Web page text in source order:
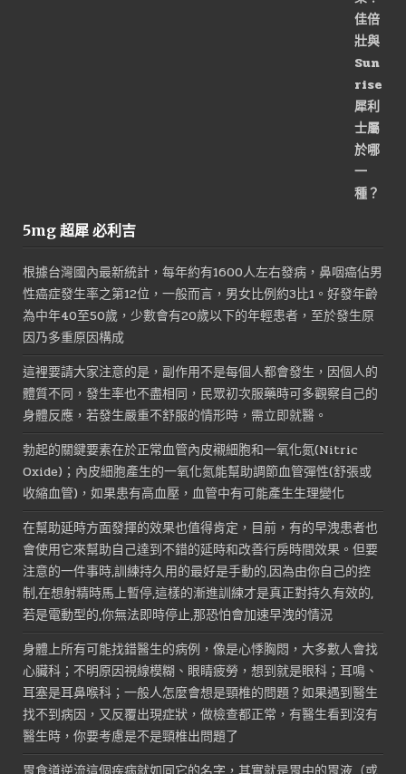
5mg 超犀 必利吉
根據台灣國內最新統計，每年約有1600人左右發病，鼻咽癌佔男
性癌症發生率之第12位，一般而言，男女比例約3比1。好發年齡
為中年40至50歲，少數會有20歲以下的年輕患者，至於發生原
因乃多重原因構成
這裡要請大家注意的是，副作用不是每個人都會發生，因個人的
體質不同，發生率也不盡相同，民眾初次服藥時可多觀察自己的
身體反應，若發生嚴重不舒服的情形時，需立即就醫。
勃起的關鍵要素在於正常血管內皮襯細胞和一氧化氮(Nitric
Oxide)；內皮細胞產生的一氧化氮能幫助調節血管彈性(舒張或
收縮血管)，如果患有高血壓，血管中有可能產生生理變化
在幫助延時方面發揮的效果也值得肯定，目前，有的早洩患者也
會使用它來幫助自己達到不錯的延時和改善行房時間效果。但要
注意的一件事時,訓練持久用的最好是手動的,因為由你自己的控
制,在想射精時馬上暫停,這樣的漸進訓練才是真正對持久有效的,
若是電動型的,你無法即時停止,那恐怕會加速早洩的情況
身體上所有可能找錯醫生的病例，像是心悸胸悶，大多數人會找
心臟科；不明原因視線模糊、眼睛疲勞，想到就是眼科；耳鳴、
耳塞是耳鼻喉科；一般人怎麼會想是頸椎的問題？如果遇到醫生
找不到病因，又反覆出現症狀，做檢查都正常，有醫生看到沒有
醫生時，你要考慮是不是頸椎出問題了